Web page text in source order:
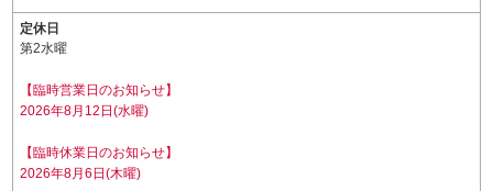
定休日
第2水曜
【臨時営業日のお知らせ】
2026年8月12日(水曜)
【臨時休業日のお知らせ】
2026年8月6日(木曜)